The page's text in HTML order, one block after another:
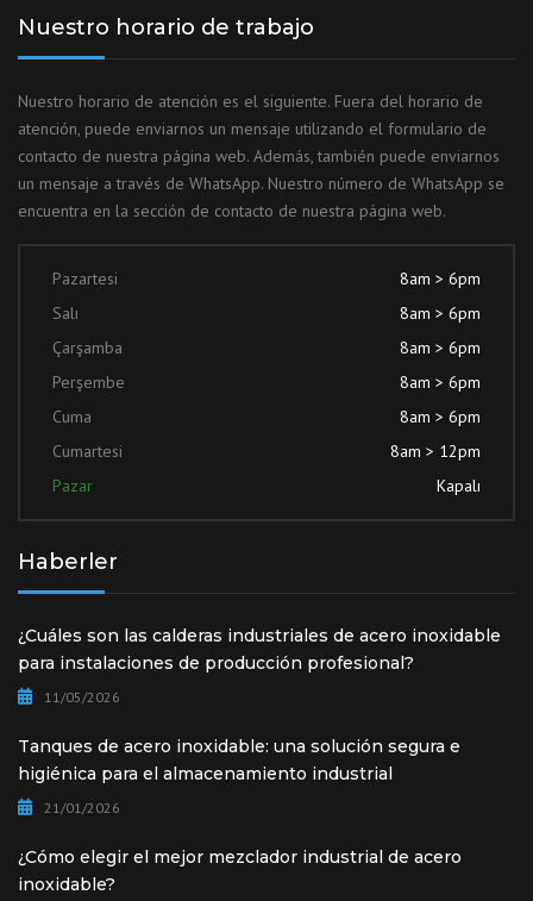
Nuestro horario de trabajo
Nuestro horario de atención es el siguiente. Fuera del horario de
atención, puede enviarnos un mensaje utilizando el formulario de
contacto de nuestra página web. Además, también puede enviarnos
un mensaje a través de WhatsApp. Nuestro número de WhatsApp se
encuentra en la sección de contacto de nuestra página web.
Pazartesi
8am > 6pm
Salı
8am > 6pm
Çarşamba
8am > 6pm
Perşembe
8am > 6pm
Cuma
8am > 6pm
Cumartesi
8am > 12pm
Pazar
Kapalı
Haberler
¿Cuáles son las calderas industriales de acero inoxidable
para instalaciones de producción profesional?
11/05/2026
Tanques de acero inoxidable: una solución segura e
higiénica para el almacenamiento industrial
21/01/2026
¿Cómo elegir el mejor mezclador industrial de acero
inoxidable?